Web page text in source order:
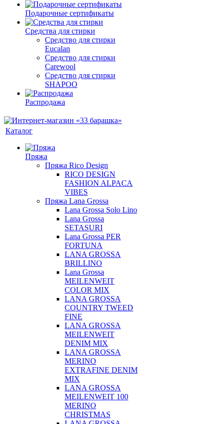
Подарочные сертификаты
Средства для стирки
Средство для стирки
Eucalan
Средство для стирки
Carewool
Средство для стирки
SHAPOO
Распродажа
Каталог
Пряжа
Пряжа Rico Design
RICO DESIGN
FASHION ALPACA
VIBES
Пряжа Lana Grossa
Lana Grossa Solo Lino
Lana Grossa
SETASURI
Lana Grossa PER
FORTUNA
LANA GROSSA
BRILLINO
Lana Grossa
MEILENWEIT
COLOR MIX
LANA GROSSA
COUNTRY TWEED
FINE
LANA GROSSA
MEILENWEIT
DENIM MIX
LANA GROSSA
MERINO
EXTRAFINE DENIM
MIX
LANA GROSSA
MEILENWEIT 100
MERINO
CHRISTMAS